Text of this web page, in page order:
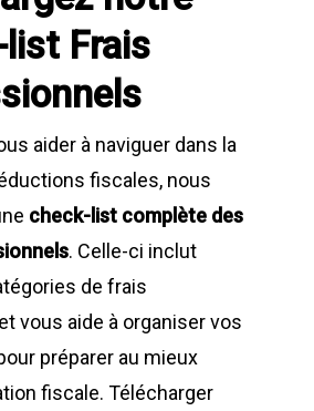
Frais
aider à naviguer dans la
fiscales, nous
check-list complète des
. Celle-ci inclut
de frais
vous aide à organiser vos
préparer au mieux
fiscale. Télécharger